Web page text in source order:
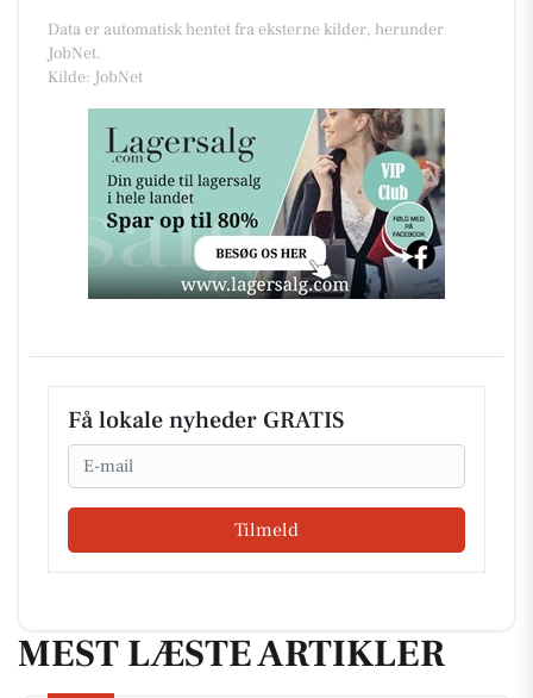
Data er automatisk hentet fra eksterne kilder, herunder
JobNet.
Kilde: JobNet
Få lokale nyheder GRATIS
Email
Tilmeld
MEST LÆSTE ARTIKLER